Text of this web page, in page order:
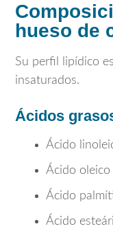
hueso de
Su perfil lipídico
insaturados.
Ácidos
Ácido
Ácido oleico
Ácido
Ácido